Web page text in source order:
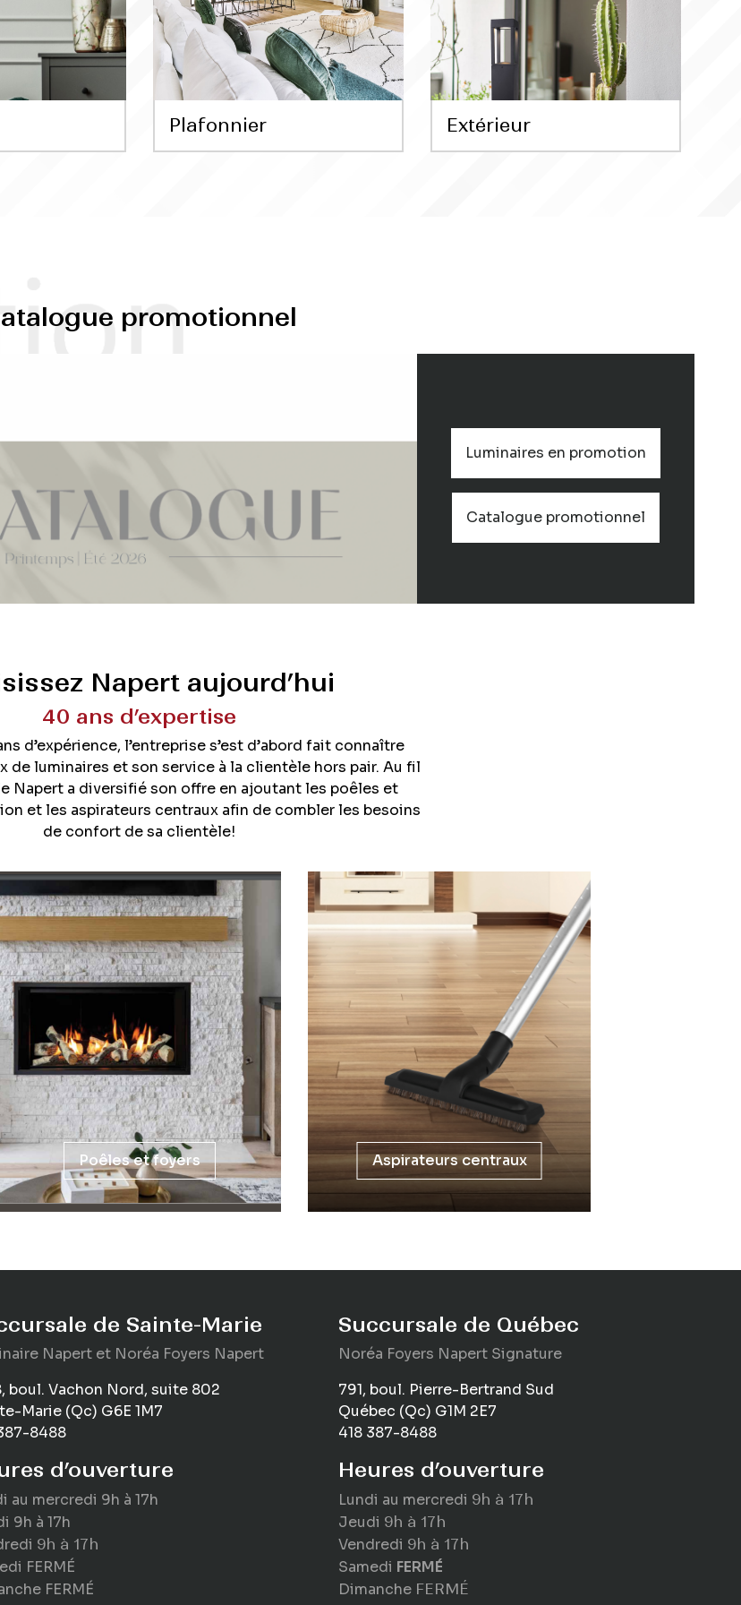
Plafonnier Extérieur
promotionnel
Luminaires en promotion
Catalogue promotionnel
Napert aujourd’hui
40 ans d’expertise
d’expérience, l’entreprise s’est d’abord fait connaître
de luminaires et son service à la clientèle hors pair. Au fil
Napert a diversifié son offre en ajoutant les poêles et
et les aspirateurs centraux afin de combler les besoins
de confort de sa clientèle!
Poêles et foyers Aspirateurs centraux
de Sainte-Marie
Napert et Noréa Foyers Napert
boul. Vachon Nord, suite 802
Marie (Qc) G6E 1M7
8488
d’ouverture
au mercredi 9h à 17h
9h à 17h
9h à 17h
FERMÉ
FERMÉ
Succursale de Québec
Noréa Foyers Napert Signature
791, boul. Pierre-Bertrand Sud
Québec (Qc) G1M 2E7
418 387-8488
Heures d’ouverture
Lundi au mercredi 9h à 17h
Jeudi 9h à 17h
Vendredi 9h à 17h
Samedi FERMÉ
Dimanche FERMÉ